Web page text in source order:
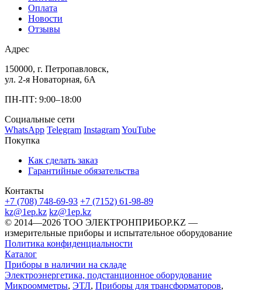
Оплата
Новости
Отзывы
Адрес
150000, г. Петропавловск,
ул. 2-я Новаторная, 6А
ПН-ПТ: 9:00–18:00
Социальные сети
WhatsApp Telegram InstagramYouTube
Покупка
Как сделать заказ
Гарантийные обязательства
Контакты
+7 (708) 748-69-93 +7 (7152) 61-98-89
kz@1ep.kz kz@1ep.kz
©️ 2014—2026 ТОО ЭЛЕКТРОНПРИБОР.KZ —
измерительные приборы и испытательное оборудование
Политика конфиденциальности
Каталог
Приборы в наличии на складе
Электроэнергетика, подстанционное оборудование
Микроомметры, ЭТЛ, Приборы для трансформаторов,